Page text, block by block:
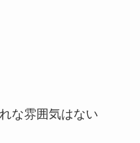
な雰囲気はない